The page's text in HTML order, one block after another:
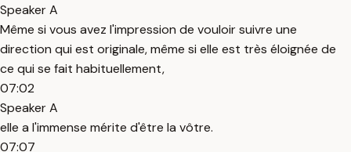
Speaker A
Même si vous avez l'impression de vouloir suivre une
direction qui est originale, même si elle est très éloignée de
ce qui se fait habituellement,
07:02
Speaker A
elle a l'immense mérite d'être la vôtre.
07:07